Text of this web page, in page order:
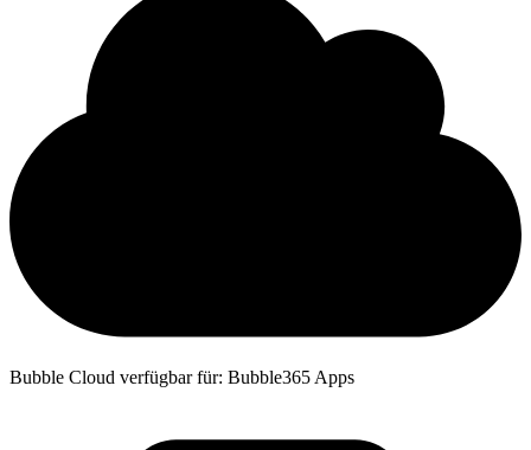
Bubble Cloud verfügbar für: Bubble365 Apps